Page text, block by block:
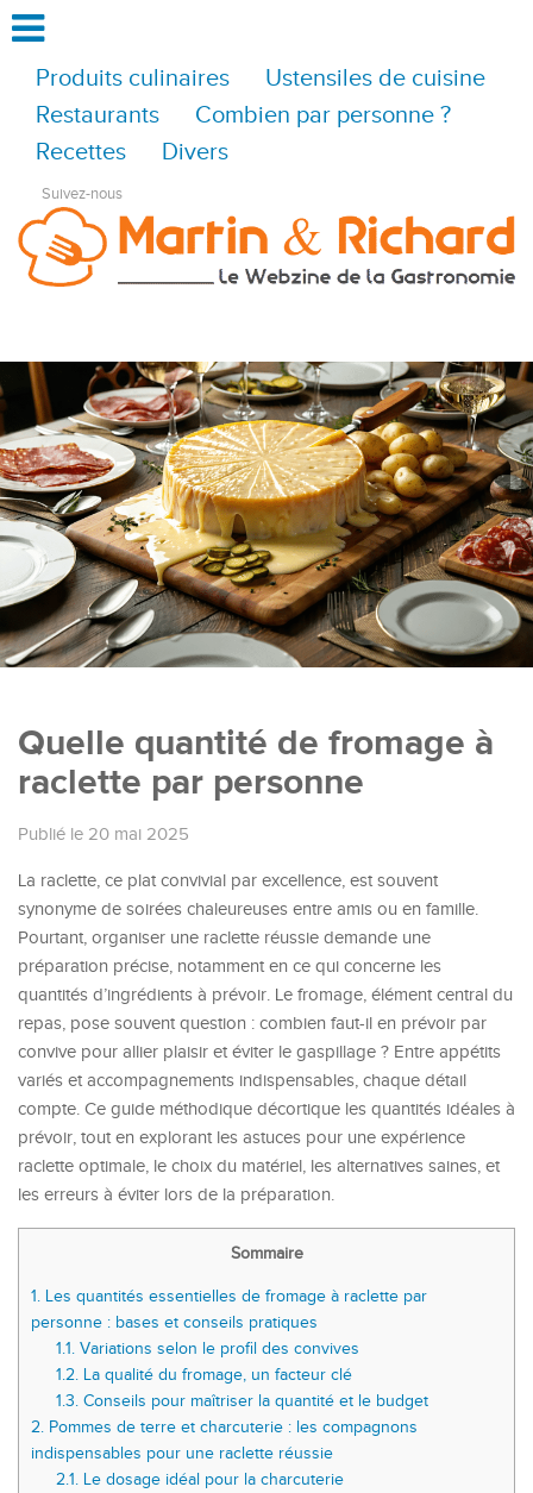
Produits culinaires
Ustensiles de cuisine
Restaurants
Combien par personne ?
Recettes
Divers
Suivez-nous
Quelle quantité de fromage à
raclette par personne
Publié le 20 mai 2025
La raclette, ce plat convivial par excellence, est souvent
synonyme de soirées chaleureuses entre amis ou en famille.
Pourtant, organiser une raclette réussie demande une
préparation précise, notamment en ce qui concerne les
quantités d’ingrédients à prévoir. Le fromage, élément central du
repas, pose souvent question : combien faut-il en prévoir par
convive pour allier plaisir et éviter le gaspillage ? Entre appétits
variés et accompagnements indispensables, chaque détail
compte. Ce guide méthodique décortique les quantités idéales à
prévoir, tout en explorant les astuces pour une expérience
raclette optimale, le choix du matériel, les alternatives saines, et
les erreurs à éviter lors de la préparation.
Sommaire
1. Les quantités essentielles de fromage à raclette par
personne : bases et conseils pratiques
1.1. Variations selon le profil des convives
1.2. La qualité du fromage, un facteur clé
1.3. Conseils pour maîtriser la quantité et le budget
2. Pommes de terre et charcuterie : les compagnons
indispensables pour une raclette réussie
2.1. Le dosage idéal pour la charcuterie